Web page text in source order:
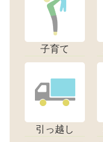
子育て
引っ越し